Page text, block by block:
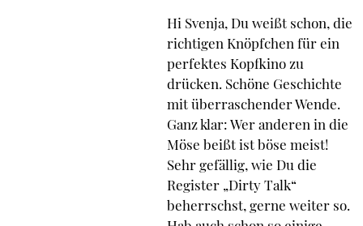
Hi Svenja, Du weißt schon, die
richtigen Knöpfchen für ein
perfektes Kopfkino zu
drücken. Schöne Geschichte
mit überraschender Wende.
Ganz klar: Wer anderen in die
Möse beißt ist böse meist!
Sehr gefällig, wie Du die
Register „Dirty Talk“
beherrschst, gerne weiter so.